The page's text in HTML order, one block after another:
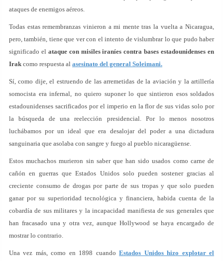
ataques de enemigos aéreos.
Todas estas remembranzas vinieron a mi mente tras la vuelta a Nicaragua,
pero, también, tiene que ver con el intento de vislumbrar lo que pudo haber
significado el ataque con misiles iraníes contra bases estadounidenses en
Irak como respuesta al asesinato del general Soleimani.
Sí, como dije, el estruendo de las arremetidas de la aviación y la artillería
somocista era infernal, no quiero suponer lo que sintieron esos soldados
estadounidenses sacrificados por el imperio en la flor de sus vidas solo por
la búsqueda de una reelección presidencial. Por lo menos nosotros
luchábamos por un ideal que era desalojar del poder a una dictadura
sanguinaria que asolaba con sangre y fuego al pueblo nicaragüense.
Estos muchachos murieron sin saber que han sido usados como carne de
cañón en guerras que Estados Unidos solo pueden sostener gracias al
creciente consumo de drogas por parte de sus tropas y que solo pueden
ganar por su superioridad tecnológica y financiera, habida cuenta de la
cobardía de sus militares y la incapacidad manifiesta de sus generales que
han fracasado una y otra vez, aunque Hollywood se haya encargado de
mostrar lo contrario.
Una vez más, como en 1898 cuando Estados Unidos hizo explotar el